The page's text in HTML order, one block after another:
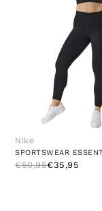
Nike
€50,95€35,95